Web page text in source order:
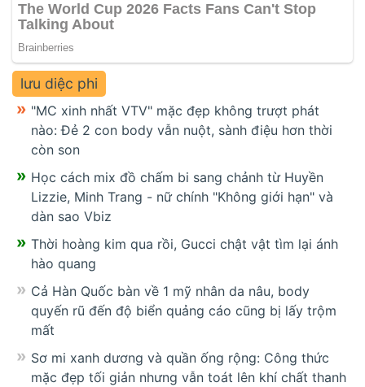
lưu diệc phi
"MC xinh nhất VTV" mặc đẹp không trượt phát
nào: Đẻ 2 con body vẫn nuột, sành điệu hơn thời
còn son
Học cách mix đồ chấm bi sang chảnh từ Huyền
Lizzie, Minh Trang - nữ chính "Không giới hạn" và
dàn sao Vbiz
Thời hoàng kim qua rồi, Gucci chật vật tìm lại ánh
hào quang
Cả Hàn Quốc bàn về 1 mỹ nhân da nâu, body
quyến rũ đến độ biển quảng cáo cũng bị lấy trộm
mất
Sơ mi xanh dương và quần ống rộng: Công thức
mặc đẹp tối giản nhưng vẫn toát lên khí chất thanh